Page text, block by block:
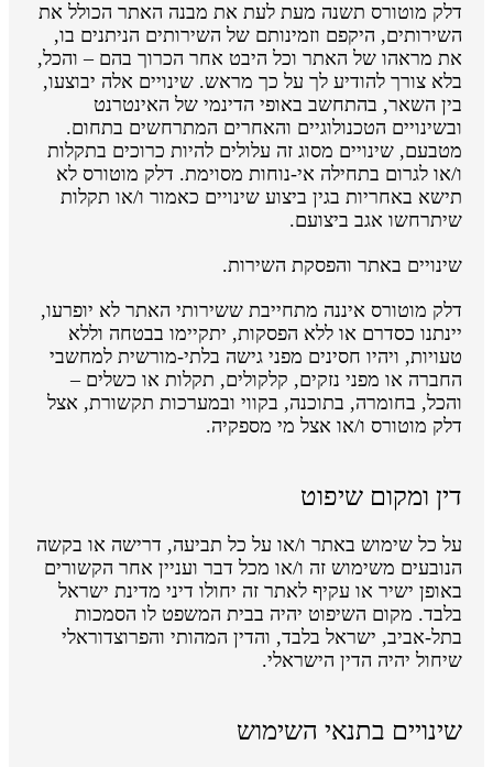
דלק מוטורס תשנה מעת לעת את מבנה האתר הכולל את
השירותים, היקפם וזמינותם של השירותים הניתנים בו,
את מראהו של האתר וכל היבט אחר הכרוך בהם – והכל,
בלא צורך להודיע לך על כך מראש. שינויים אלה יבוצעו,
בין השאר, בהתחשב באופי הדינמי של האינטרנט
ובשינויים הטכנולוגיים והאחרים המתרחשים בתחום.
מטבעם, שינויים מסוג זה עלולים להיות כרוכים בתקלות
ו/או לגרום בתחילה אי-נוחות מסוימת. דלק מוטורס לא
תישא באחריות בגין ביצוע שינויים כאמור ו/או תקלות
שיתרחשו אגב ביצועם.
שינויים באתר והפסקת השירות.
דלק מוטורס איננה מתחייבת ששירותי האתר לא יופרעו,
יינתנו כסדרם או ללא הפסקות, יתקיימו בבטחה וללא
טעויות, ויהיו חסינים מפני גישה בלתי-מורשית למחשבי
החברה או מפני נזקים, קלקולים, תקלות או כשלים –
והכל, בחומרה, בתוכנה, בקווי ובמערכות תקשורת, אצל
דלק מוטורס ו/או אצל מי מספקיה.
דין ומקום שיפוט
על כל שימוש באתר ו/או על כל תביעה, דרישה או בקשה
הנובעים משימוש זה ו/או מכל דבר ועניין אחר הקשורים
באופן ישיר או עקיף לאתר זה יחולו דיני מדינת ישראל
בלבד. מקום השיפוט יהיה בבית המשפט לו הסמכות
בתל-אביב, ישראל בלבד, והדין המהותי והפרוצדוראלי
שיחול יהיה הדין הישראלי.
שינויים בתנאי השימוש